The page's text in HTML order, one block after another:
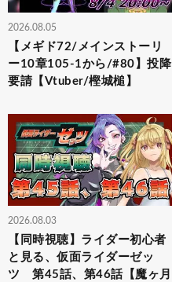
2026.08.05
【メギド72/メインストーリ
ー10章105-1から/#80】投降
要請【Vtuber/樫城槌】
2026.08.03
【同時視聴】ライダー初心者
と見る、仮面ライダーゼッ
ツ 第45話、第46話【魔ヶ月